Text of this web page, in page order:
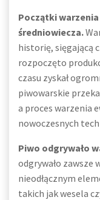
Początki
średniowiecza.
historię, sięgającą
rozpoczęto
czasu zyskał
piwowarskie
a proces warzenia
nowoczesnych
Piwo odgrywało
odgrywało zawsze
nieodłącznym
takich jak wesela